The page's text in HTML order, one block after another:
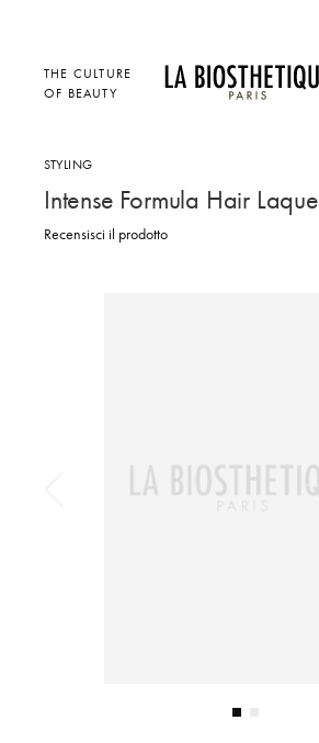
THE CULTURE
OF BEAUTY
STYLING
Intense Formula Hair Laque
Recensisci il prodotto